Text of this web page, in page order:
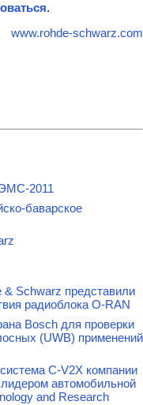
.
www.rohde-schwarz.com
2011
баварское
& Schwarz представили
радиоблока O-RAN
Bosch для проверки
(UWB) применений
C-V2X компании
автомобильной
and Research